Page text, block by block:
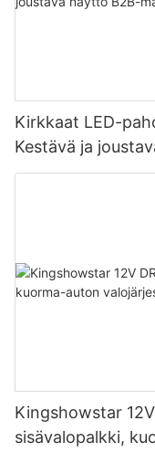
Kirkkaat LED-
Kestävä ja
massahankintaan
Kingshowstar
sisävalopalkki,